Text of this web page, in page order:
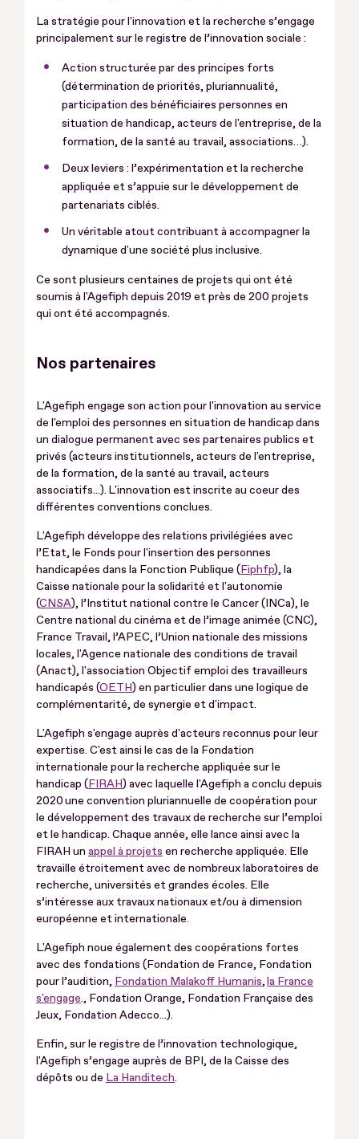
La stratégie pour l'innovation et la recherche s’engage
principalement sur le registre de l’innovation sociale :
Action structurée par des principes forts
(détermination de priorités, pluriannualité,
participation des bénéficiaires personnes en
situation de handicap, acteurs de l'entreprise, de la
formation, de la santé au travail, associations…).
Deux leviers : l’expérimentation et la recherche
appliquée et s’appuie sur le développement de
partenariats ciblés.
Un véritable atout contribuant à accompagner la
dynamique d'une société plus inclusive.
Ce sont plusieurs centaines de projets qui ont été
soumis à l'Agefiph depuis 2019 et près de 200 projets
qui ont été accompagnés.
Nos partenaires
L'Agefiph engage son action pour l'innovation au service
de l'emploi des personnes en situation de handicap dans
un dialogue permanent avec ses partenaires publics et
privés (acteurs institutionnels, acteurs de l'entreprise,
de la formation, de la santé au travail, acteurs
associatifs...). L'innovation est inscrite au coeur des
différentes conventions conclues.
L'Agefiph développe des relations privilégiées avec
l’Etat, le Fonds pour l'insertion des personnes
handicapées dans la Fonction Publique (Fiphfp), la
Caisse nationale pour la solidarité et l'autonomie
(CNSA), l’Institut national contre le Cancer (INCa), le
Centre national du cinéma et de l’image animée (CNC),
France Travail, l’APEC, l’Union nationale des missions
locales, l'Agence nationale des conditions de travail
(Anact), l'association Objectif emploi des travailleurs
handicapés (OETH) en particulier dans une logique de
complémentarité, de synergie et d'impact.
L'Agefiph s'engage auprès d'acteurs reconnus pour leur
expertise. C'est ainsi le cas de la Fondation
internationale pour la recherche appliquée sur le
handicap (FIRAH) avec laquelle l'Agefiph a conclu depuis
2020 une convention pluriannuelle de coopération pour
le développement des travaux de recherche sur l’emploi
et le handicap. Chaque année, elle lance ainsi avec la
FIRAH un appel à projets en recherche appliquée. Elle
travaille étroitement avec de nombreux laboratoires de
recherche, universités et grandes écoles. Elle
s’intéresse aux travaux nationaux et/ou à dimension
européenne et internationale.
L'Agefiph noue également des coopérations fortes
avec des fondations (Fondation de France, Fondation
pour l’audition, Fondation Malakoff Humanis,la France
s'engage., Fondation Orange, Fondation Française des
Jeux, Fondation Adecco...).
Enfin, sur le registre de l’innovation technologique,
l'Agefiph s’engage auprès de BPI, de la Caisse des
dépôts ou de La Handitech.